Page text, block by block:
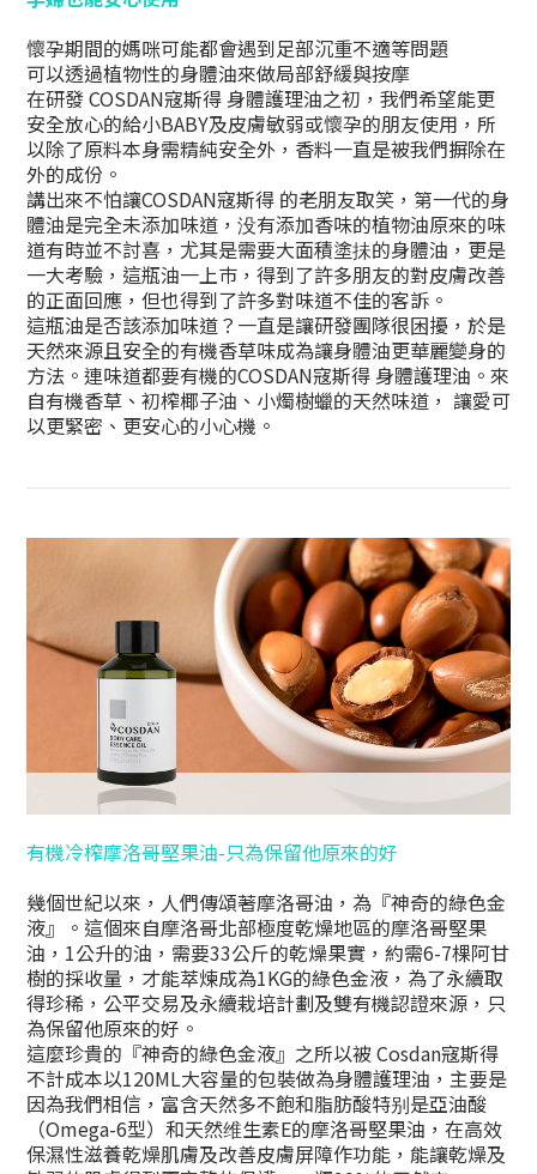
懷孕期間的媽咪可能都會遇到足部沉重不適等問題
可以透過植物性的身體油來做局部舒緩與按摩
在研發 COSDAN寇斯得 身體護理油之初，我們希望能更
安全放心的給小BABY及皮膚敏弱或懷孕的朋友使用，所
以除了原料本身需精純安全外，香料一直是被我們摒除在
外的成份。
講出來不怕讓COSDAN寇斯得 的老朋友取笑，第一代的身
體油是完全未添加味道，没有添加香味的植物油原來的味
道有時並不討喜，尤其是需要大面積塗抺的身體油，更是
一大考驗，這瓶油一上巿，得到了許多朋友的對皮膚改善
的正面回應，但也得到了許多對味道不佳的客訴。
這瓶油是否該添加味道？一直是讓研發團隊很困擾，於是
天然來源且安全的有機香草味成為讓身體油更華麗變身的
方法。連味道都要有機的COSDAN寇斯得 身體護理油。來
自有機香草、初榨椰子油、小燭樹蠟的天然味道， 讓愛可
以更緊密、更安心的小心機。
有機冷榨摩洛哥堅果油-只為保留他原來的好
幾個世紀以來，人們傳頌著摩洛哥油，為『神奇的綠色金
液』。這個來自摩洛哥北部極度乾燥地區的摩洛哥堅果
油，1公升的油，需要33公斤的乾燥果實，約需6-7棵阿甘
樹的採收量，才能萃煉成為1KG的綠色金液，為了永續取
得珍稀，公平交易及永續栽培計劃及雙有機認證來源，只
為保留他原來的好。
這麼珍貴的『神奇的綠色金液』之所以被 Cosdan寇斯得
不計成本以120ML大容量的包裝做為身體護理油，主要是
因為我們相信，富含天然多不飽和脂肪酸特别是亞油酸
（Omega-6型）和天然维生素E的摩洛哥堅果油，在高效
保濕性滋養乾燥肌膚及改善皮膚屏障作功能，能讓乾燥及